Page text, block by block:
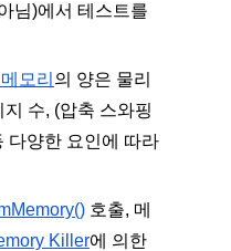
님)에서 테스트를
모리 의 양은 물리
수, (압축 스와핑
다양한 요인에 따라
호출, 메
Killer에 의한